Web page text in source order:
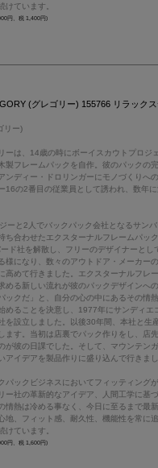
けています。
円、税 1,400円)
(グレゴリー) 155766 リラック
リー)
ーは、14歳の時にボーイスカウトプロジ
製フレームパックを自作。彼のパックの
ンディー・ドロリンガーにモノづくりへ
16の2番目の従業員として誘われ、数年に
ーと2人でバックパック会社となるサン
ち合わせたエクスターナルフレームパッ
ド社を解散し、フリーのデザイナーとし
様になり、数々のアウトドア・メーカー
高めて行きました。エクスターナルフレ
める新しい流れが彼のパックデザインへ
ックだ」と、自分の心の中にあるその情
めることを決意し、1977年にサンディエ
を設立しました。以後30年間、本社と生
ます。当初は店裏でパック作りをし、店
が彼の日課でした。そして、マウンテン
アイデアを製品作りに盛り込んで行きまし
パックビジネスにおいてフィッティング
ー社の革新的なアイデア、人間工学に基
情熱は冷める事なく、今日に至るまで最
地、フィット感、耐久性、機能性を常に
けています。
円、税 1,600円)